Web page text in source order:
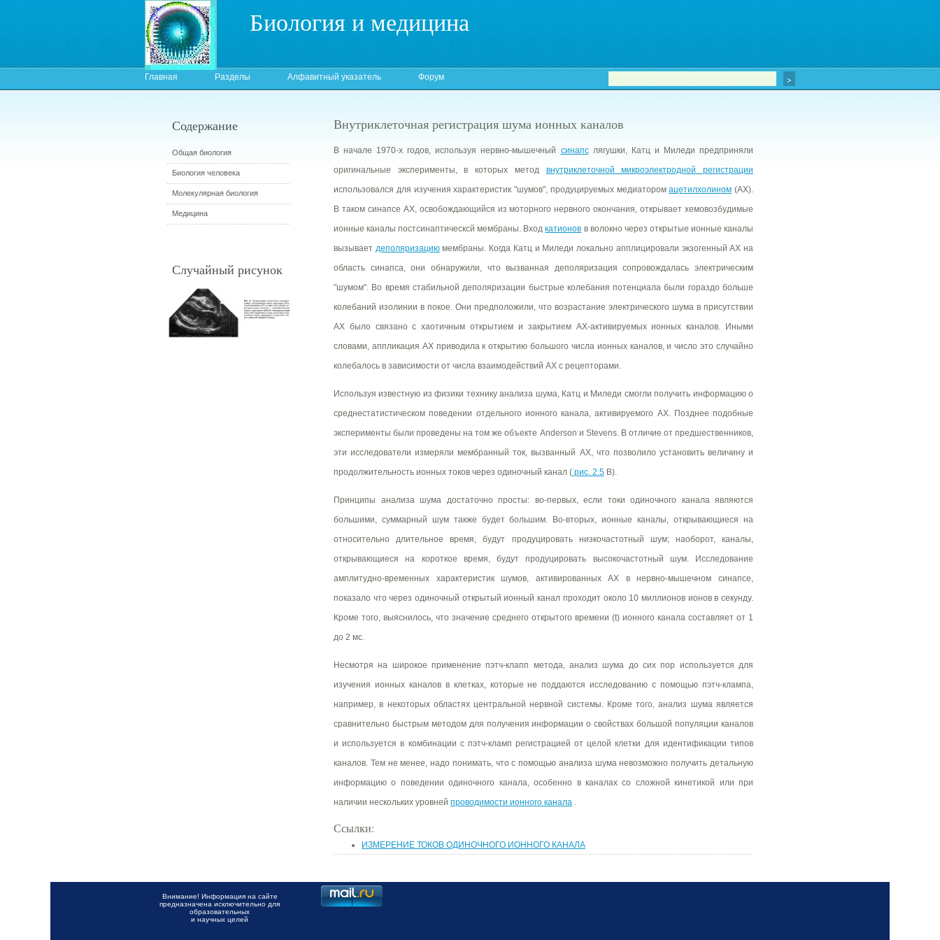
Биология и медицина
Главная Разделы Алфавитный указатель Форум
Внутриклеточная регистрация шума ионных каналов
В начале 1970-х годов, используя нервно-мышечный синапслягушки, Катц и Миледи предприняли
оригинальные эксперименты, в которых метод внутриклеточной микроэлектродной регистрации
использовался для изучения характеристик "шумов", продуцируемых медиаторомацетилхолином (АХ).
В таком синапсе АХ, освобождающийся из моторного нервного окончания, открывает хемовозбудимые
ионные каналы постсинаптическсй мембраны. Входкатионов в волокно через открытые ионные каналы
вызывает деполяризациюмембраны. Когда Катц и Миледи локально апплицировали экзогенный АХ на
область синапса, они обнаружили, что вызванная деполяризация сопровождалась электрическим
"шумом". Во время стабильной деполяризации быстрые колебания потенциала были гораздо больше
колебаний изолинии в покое. Они предположили, что возрастание электрического шума в присутствии
АХ было связано с хаотичным открытием и закрытием АХ-активируемых ионных каналов. Иными
словами, аппликация АХ приводила к открытию большого числа ионных каналов, и число это случайно
колебалось в зависимости от числа взаимодействий АХ с рецепторами.
Используя известную из физики технику анализа шума, Катц и Миледи смогли получить информацию о
среднестатистическом поведении отдельного ионного канала, активируемого АХ. Позднее подобные
эксперименты были проведены на том же объекте Anderson и Stevens. В отличие от предшественников,
эти исследователи измеряли мембранный ток, вызванный АХ, что позволило установить величину и
продолжительность ионных токов через одиночный канал ( рис. 2.5 В).
Принципы анализа шума достаточно просты: во-первых, если токи одиночного канала являются
большими, суммарный шум также будет большим. Во-вторых, ионные каналы, открывающиеся на
относительно длительное время, будут продуцировать низкочастотный шум; наоборот, каналы,
открывающиеся на короткое время, будут продуцировать высокочастотный шум. Исследование
амплитудно-временных характеристик шумов, активированных АХ в нервно-мышечном синапсе,
показало что через одиночный открытый ионный канал проходит около 10 миллионов ионов в секунду.
Кроме того, выяснилось, что значение среднего открытого времени (t) ионного канала составляет от 1
до 2 мс.
Несмотря на широкое применение пэтч-клапп метода, анализ шума до сих пор используется для
изучения ионных каналов в клетках, которые не поддаются исследованию с помощью пэтч-клампа,
например, в некоторых областях центральной нервной системы. Кроме того, анализ шума является
сравнительно быстрым методом для получения информации о свойствах большой популяции каналов
и используется в комбинации с пэтч-кламп регистрацией от целой клетки для идентификации типов
каналов. Тем не менее, надо понимать, что с помощью анализа шума невозможно получить детальную
информацию о поведении одиночного канала, особенно в каналах со сложной кинетикой или при
наличии нескольких уровней проводимости ионного канала .
Ссылки:
ИЗМЕРЕНИЕ ТОКОВ ОДИНОЧНОГО ИОННОГО КАНАЛА
Содержание
Общая биология
Биология человека
Молекулярная биология
Медицина
Случайный рисунок
Внимание! Информация на сайте
предназначена исключительно для
образовательных
и научных целей